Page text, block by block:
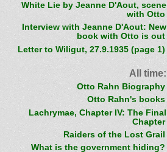
White Lie by Jeanne D'Aout, scene
with Otto
Interview with Jeanne D'Aout: New
book with Otto is out
Letter to Wiligut, 27.9.1935 (page 1)
All time:
Otto Rahn Biography
Otto Rahn's books
Lachrymae, Chapter IV: The Final
Chapter
Raiders of the Lost Grail
What is the government hiding?